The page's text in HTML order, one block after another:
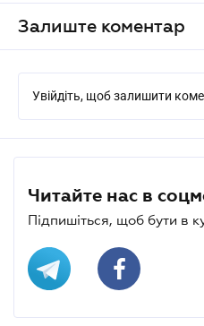
Залиште коментар
Увійдіть, щоб залишити
Читайте нас в
Підпишіться, щоб бути в